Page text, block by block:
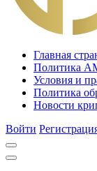
Главная
Политика
Условия и
Политика
Новости
Войти